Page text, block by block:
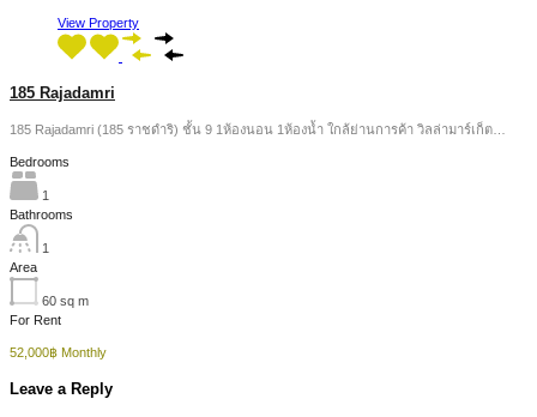
View Property
185 Rajadamri
185 Rajadamri (185 ราชดำริ) ชั้น 9 1ห้องนอน 1ห้องน้ำ ใกล้ย่านการค้า วิลล่ามาร์เก็ต…
Bedrooms
1
Bathrooms
1
Area
60 sq m
For Rent
52,000฿ Monthly
Leave a Reply